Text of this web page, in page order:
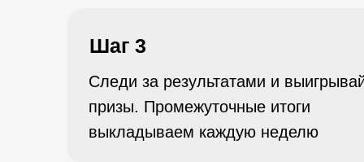
Шаг 3
Следи за результатами и
призы. Промежуточные итоги
выкладываем каждую неделю